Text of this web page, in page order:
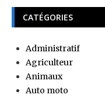
CATÉGORIES
Administratif
Agriculteur
Animaux
Auto moto